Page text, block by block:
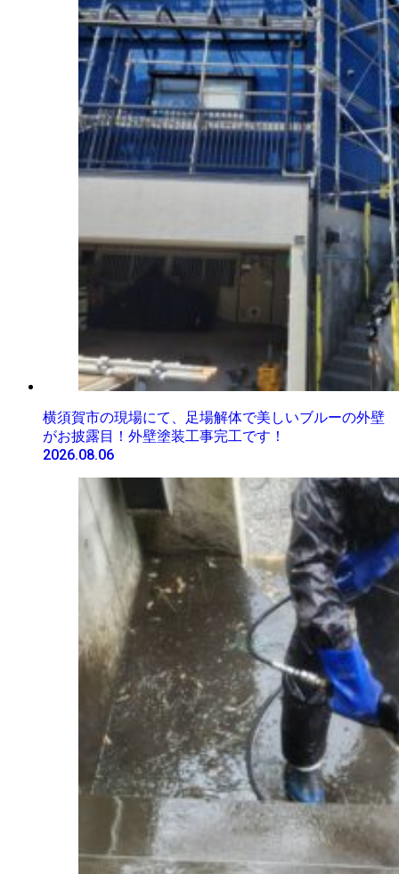
横須賀市の現場にて、足場解体で美しいブルーの外壁
がお披露目！外壁塗装工事完工です！
2026.08.06